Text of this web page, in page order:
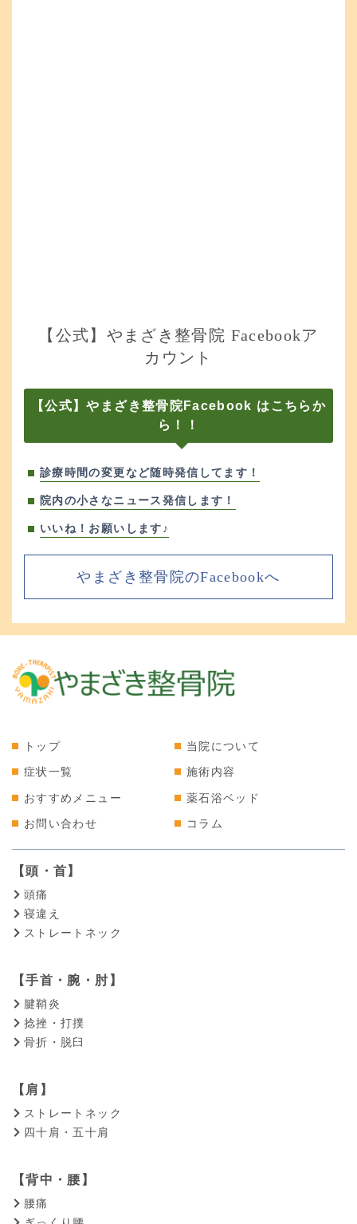
【公式】やまざき整骨院 Facebookア
カウント
【公式】やまざき整骨院Facebook はこちらか
ら！！
診療時間の変更など随時発信してます！
院内の小さなニュース発信します！
いいね！お願いします♪
やまざき整骨院のFacebookへ
トップ 当院について
症状一覧 施術内容
おすすめメニュー 薬石浴ベッド
お問い合わせ コラム
【頭・首】
頭痛
寝違え
ストレートネック
【手首・腕・肘】
腱鞘炎
捻挫・打撲
骨折・脱臼
【肩】
ストレートネック
四十肩・五十肩
【背中・腰】
腰痛